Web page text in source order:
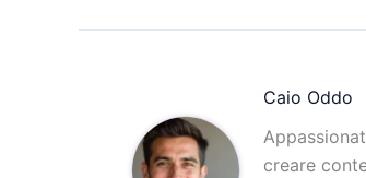
Caio Oddo
creare